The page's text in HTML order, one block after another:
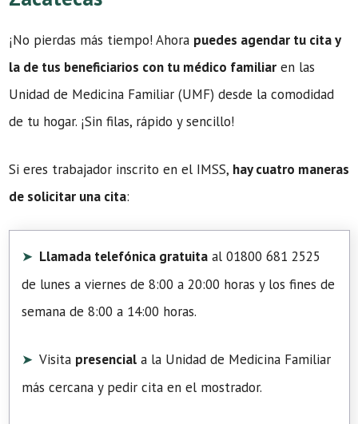
¡No pierdas más tiempo! Ahora puedes agendar tu cita y
la de tus beneficiarios con tu médico familiar en las
Unidad de Medicina Familiar (UMF) desde la comodidad
de tu hogar. ¡Sin filas, rápido y sencillo!
Si eres trabajador inscrito en el IMSS, hay cuatro maneras
de solicitar una cita:
Llamada telefónica gratuita al 01800 681 2525
de lunes a viernes de 8:00 a 20:00 horas y los fines de
semana de 8:00 a 14:00 horas.
Visita presencial a la Unidad de Medicina Familiar
más cercana y pedir cita en el mostrador.